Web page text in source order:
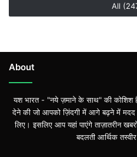
All
About
यश भारत - "नये ज़माने के साथ" की कोशिश
देने की जो आपको ज़िंदगी में आगे बढ़ने में
लिए। इसलिए आप यहां पाएंगे ताज़ातरीन
बदलती आर्थिक तस्वीर